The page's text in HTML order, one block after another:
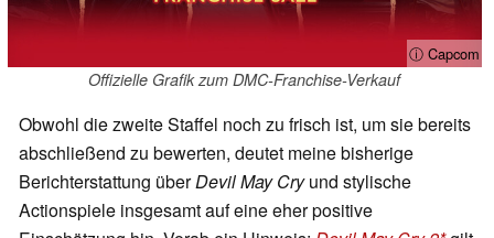
ⓘ Capcom
Offizielle Grafik zum DMC-Franchise-Verkauf
Obwohl die zweite Staffel noch zu frisch ist, um sie bereits
abschließend zu bewerten, deutet meine bisherige
Berichterstattung überDevil May Cryund stylische
Actionspiele insgesamt auf eine eher positive